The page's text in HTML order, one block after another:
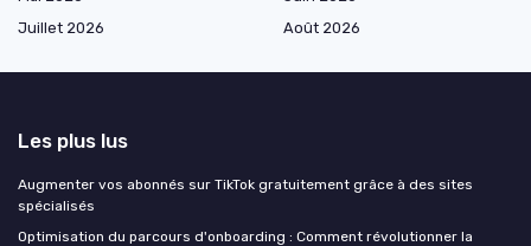
Juillet 2026
Août 2026
Les plus lus
Augmenter vos abonnés sur TikTok gratuitement grâce à des sites
spécialisés
Optimisation du parcours d'onboarding : Comment révolutionner la